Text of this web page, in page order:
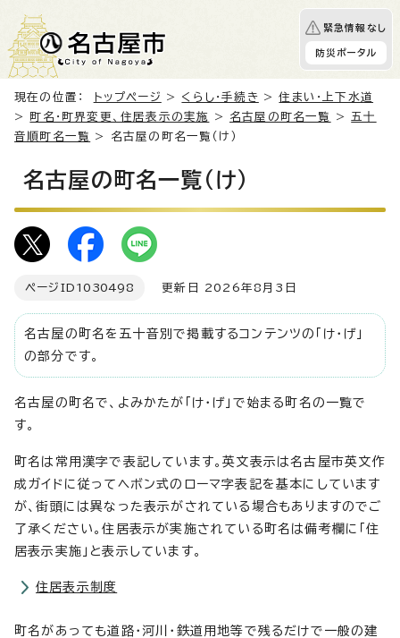
緊急情報なし
防災ポータル
現在の位置： トップページ > くらし・手続き >住まい・上下水道
>
町名・町界変更、住居表示の実施 > 名古屋の町名一覧 > 五十
音順町名一覧
> 名古屋の町名一覧（け）
名古屋の町名一覧（け）
ページID 1030498 更新日 2026年8月3日
名古屋の町名を五十音別で掲載するコンテンツの「け・げ」
の部分です。
名古屋の町名で、よみかたが「け・げ」で始まる町名の一覧で
す。
町名は常用漢字で表記しています。英文表示は名古屋市英文作
成ガイドに従ってヘボン式のローマ字表記を基本にしています
が、街頭には異なった表示がされている場合もありますのでご
了承ください。住居表示が実施されている町名は備考欄に「住
居表示実施」と表示しています。
住居表示制度
町名があっても道路・河川・鉄道用地等で残るだけで一般の建